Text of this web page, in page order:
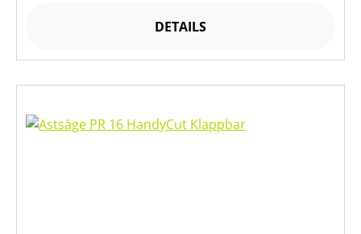
DETAILS